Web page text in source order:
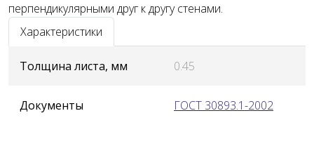
перпендикулярными друг к другу стенами.
Характеристики
Толщина листа, мм 0.45
Документы ГОСТ 30893.1-2002